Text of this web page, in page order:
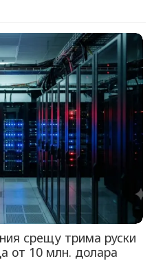
срещу трима руски
от 10 млн. долара